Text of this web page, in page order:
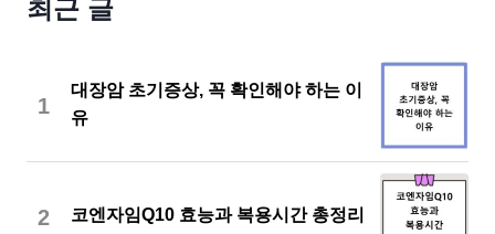
최근 글
1
대장암 초기증상, 꼭 확인해야 하는 이
유
2 코엔자임Q10 효능과 복용시간 총정리